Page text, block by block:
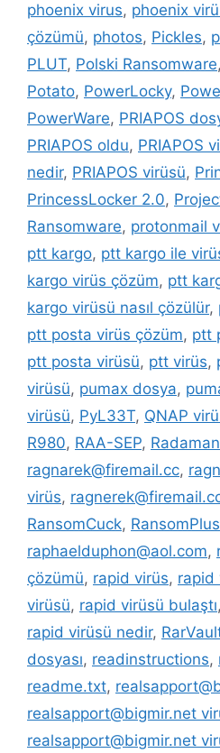
phoenix virus, phoenix
çözümü, photos, Pickles,
PLUT, Polski Ransomware,
Potato, PowerLocky,
PowerWare, PRIAPOS
PRIAPOS oldu, PRIAPOS
nedir, PRIAPOS virüsü,
PrincessLocker 2.0,
Ransomware, protonmail
ptt kargo, ptt kargo ile
kargo virüs çözüm, ptt
kargo virüsü nasıl çözülür,
ptt posta virüs çözüm, ptt
ptt posta virüsü, ptt virüs,
virüsü, pumax dosya,
virüsü, PyL33T, QNAP
R980, RAA-SEP,
ragnarek@firemail.cc,
virüs,
RansomCuck, RansomPlus
raphaelduphon@aol.com,
çözümü, rapid virüs, rapid
virüsü, rapid virüsü bulaştı,
rapid virüsü nedir,
dosyası, readinstructions,
readme.txt,
realsapport@bigmir.net
realsapport@bigmir.net